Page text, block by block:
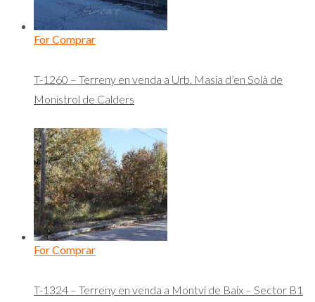
For Comprar
T-1260 – Terreny en venda a Urb. Masia d’en Solà de
Monistrol de Calders
For Comprar
T-1324 – Terreny en venda a Montví de Baix – Sector B1